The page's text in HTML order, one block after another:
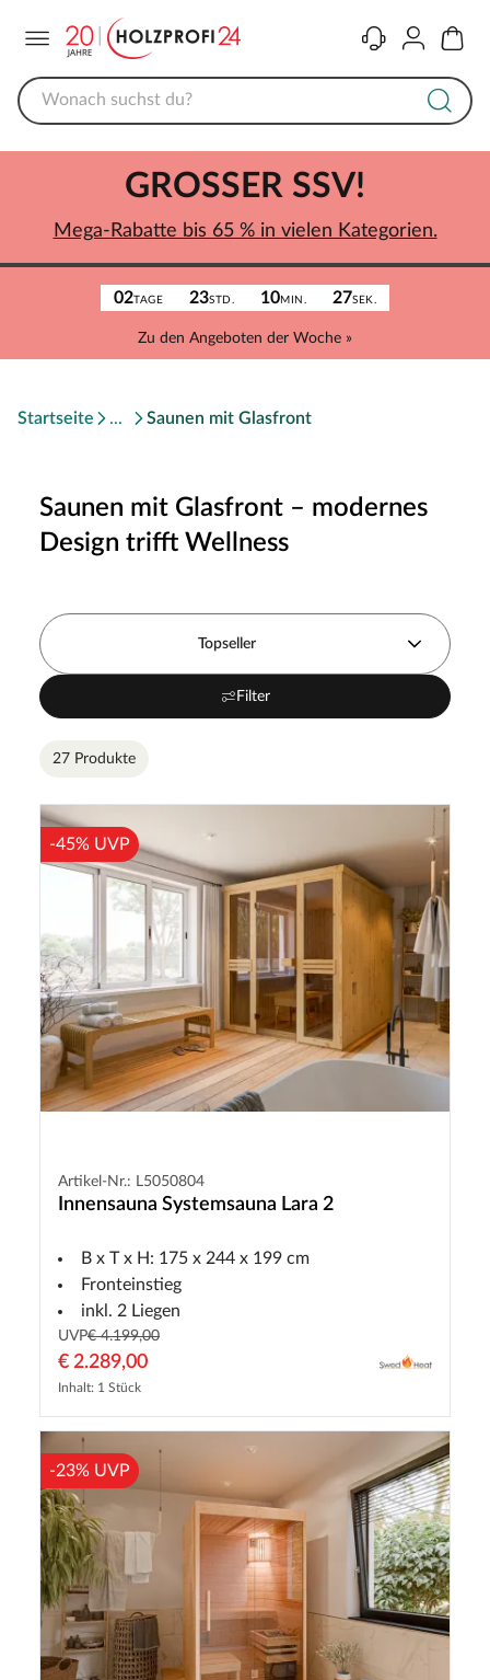
KontaktKonto
02TAGE 23STD. 10MIN. 27SEK.
Zu den Angeboten der Woche »
GROSSER SSV!
Mega-Rabatte bis 65 % in vielen Kategorien.
Startseite Saunen mit Glasfront
Saunen mit Glasfront – modernes
Design trifft Wellness
Topseller
Filter
27 Produkte
-45% UVP
Artikel-Nr.: L5050804
Innensauna Systemsauna Lara 2
B x T x H: 175 x 244 x 199 cm
Fronteinstieg
inkl. 2 Liegen
UVP€ 4.199,00
€ 2.289,00
Inhalt: 1 Stück
-23% UVP